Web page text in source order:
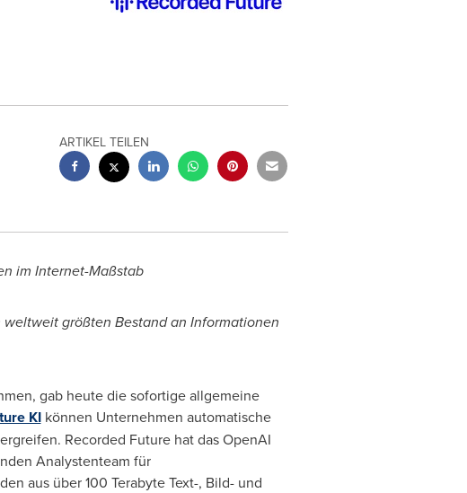
ARTIKEL TEILEN
im Internet-Maßstab
größten Bestand an Informationen
gab heute die sofortige allgemeine
KIkönnen Unternehmen automatische
Recorded Future hat das OpenAI
Analystenteam für
aus über 100 Terabyte Text-, Bild- und